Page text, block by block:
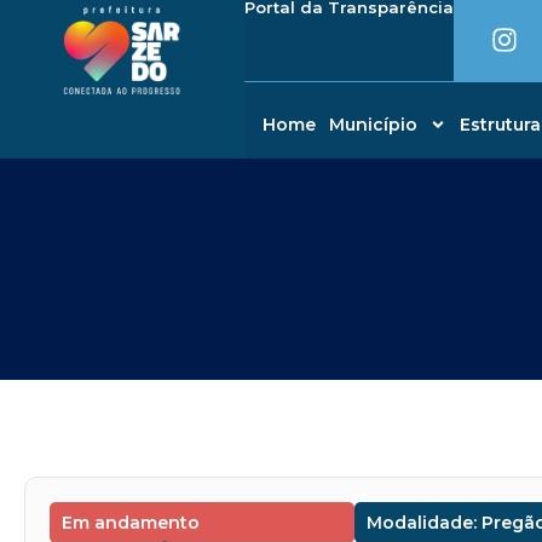
conteúdo Portal da Transparência
n
t
a
Home Município Estrutura
Em andamento Modalidade: